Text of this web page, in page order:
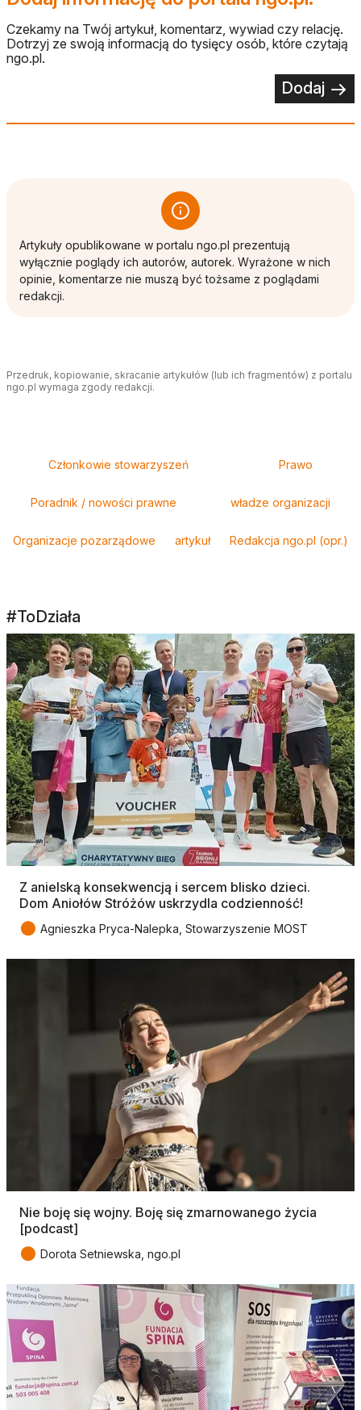
Czekamy na Twój artykuł, komentarz, wywiad czy relację.
Dotrzyj ze swoją informacją do tysięcy osób, które czytają
ngo.pl.
Dodaj
Artykuły opublikowane w portalu ngo.pl prezentują
wyłącznie poglądy ich autorów, autorek. Wyrażone w nich
opinie, komentarze nie muszą być tożsame z poglądami
redakcji.
Przedruk, kopiowanie, skracanie artykułów (lub ich fragmentów) z portalu
ngo.pl wymaga zgody redakcji.
Członkowie stowarzyszeń Prawo
Poradnik / nowości prawne władze organizacji
Organizacje pozarządowe artykuł Redakcja ngo.pl (opr.)
#ToDziała
Z anielską konsekwencją i sercem blisko dzieci.
Dom Aniołów Stróżów uskrzydla codzienność!
● Agnieszka Pryca-Nalepka, Stowarzyszenie MOST
Nie boję się wojny. Boję się zmarnowanego życia
[podcast]
● Dorota Setniewska, ngo.pl